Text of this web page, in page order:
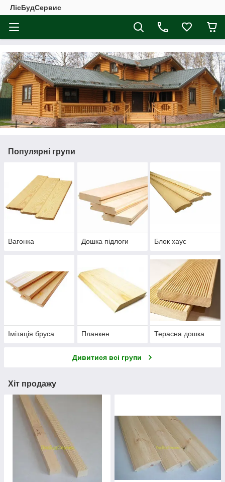
ЛісБудСервис
Популярні групи
Вагонка Дошка підлоги Блок хаус
Імітація бруса Планкен Терасна дошка
Дивитися всі групи
Хіт продажу